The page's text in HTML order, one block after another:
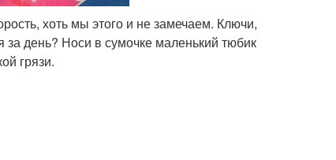
хоть мы этого и не замечаем. Ключи,
день? Носи в сумочке маленький тюбик
грязи.